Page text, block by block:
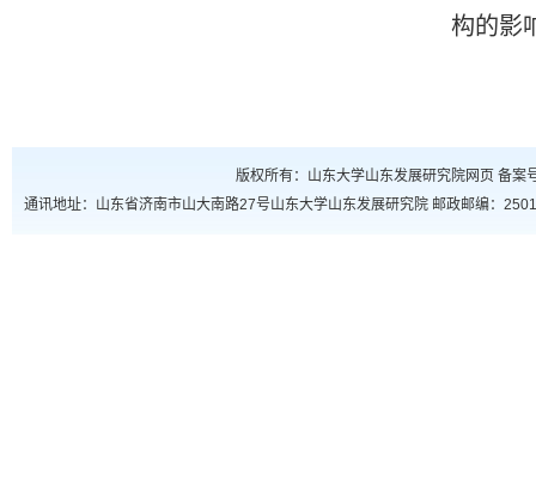
构的影
版权所有：山东大学山东发展研究院网页 备案
通讯地址：山东省济南市山大南路27号山东大学山东发展研究院 邮政邮编：